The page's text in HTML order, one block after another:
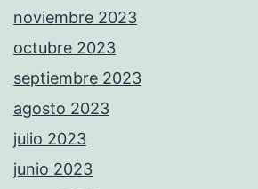
noviembre 2023
octubre 2023
septiembre 2023
agosto 2023
julio 2023
junio 2023